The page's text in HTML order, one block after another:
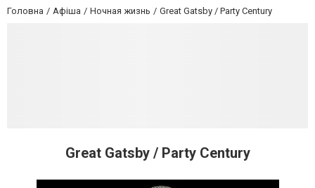
Головна Афіша Ночная жизнь Great Gatsby / Party Century
Great Gatsby / Party Century